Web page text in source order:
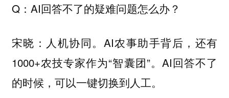
Q：AI回答不了的疑难问题怎么办？
宋晓：人机协同。AI农事助手背后，还有
1000+农技专家作为“智囊团”。AI回答不了
的时候，可以一键切换到人工。